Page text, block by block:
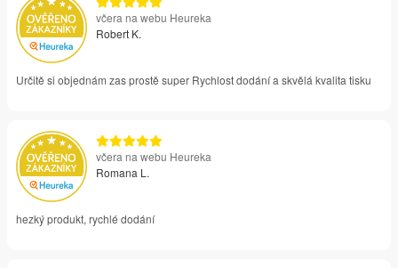
včera na webu Heureka
Robert K.
Určitě si objednám zas prostě super Rychlost dodání a skvělá kvalita tisku
včera na webu Heureka
Romana L.
hezký produkt, rychlé dodání